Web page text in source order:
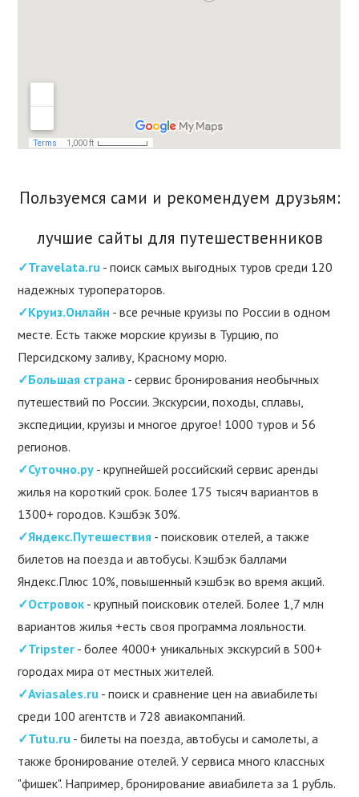
Пользуемся сами и рекомендуем друзьям:
лучшие сайты для путешественников
✓Travelata.ru - поиск самых выгодных туров среди 120
надежных туроператоров.
✓Круиз.Онлайн - все речные круизы по России в одном
месте. Есть также морские круизы в Турцию, по
Персидскому заливу, Красному морю.
✓Большая страна - сервис бронирования необычных
путешествий по России. Экскурсии, походы, сплавы,
экспедиции, круизы и многое другое! 1000 туров и 56
регионов.
✓Суточно.ру - крупнейшей российский сервис аренды
жилья на короткий срок. Более 175 тысяч вариантов в
1300+ городов. Кэшбэк 30%.
✓Яндекс.Путешествия - поисковик отелей, а также
билетов на поезда и автобусы. Кэшбэк баллами
Яндекс.Плюс 10%, повышенный кэшбэк во время акций.
✓Островок - крупный поисковик отелей. Более 1,7 млн
вариантов жилья +есть своя программа лояльности.
✓Tripster - более 4000+ уникальных экскурсий в 500+
городах мира от местных жителей.
✓Aviasales.ru - поиск и сравнение цен на авиабилеты
среди 100 агентств и 728 авиакомпаний.
✓Tutu.ru - билеты на поезда, автобусы и самолеты, а
также бронирование отелей. У сервиса много классных
"фишек". Например, бронирование авиабилета за 1 рубль.